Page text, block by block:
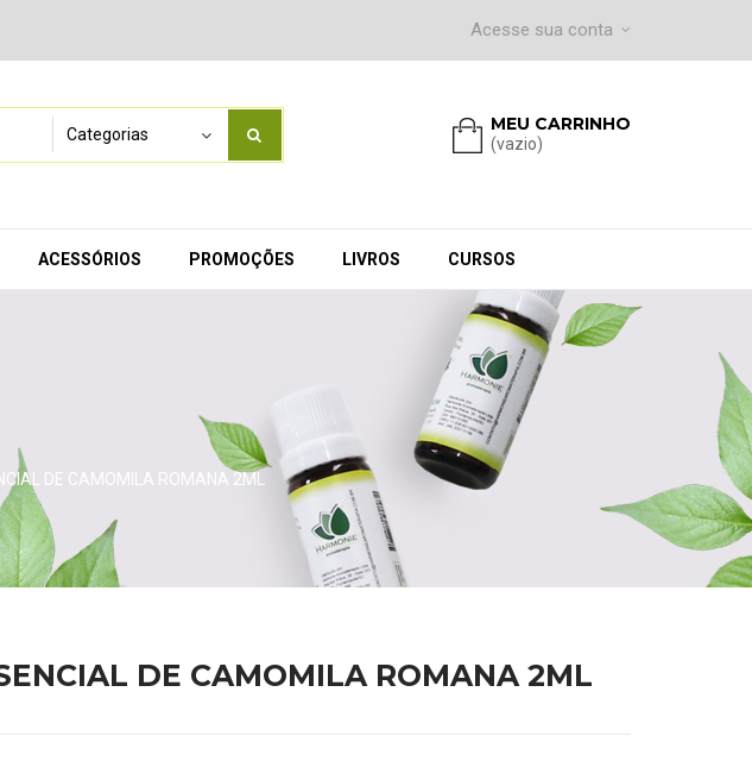
Acesse sua conta
MEU CARRINHO
(vazio)
ACESSÓRIOS PROMOÇÕES LIVROS CURSOS
DE CAMOMILA ROMANA 2ML
DE CAMOMILA ROMANA 2ML